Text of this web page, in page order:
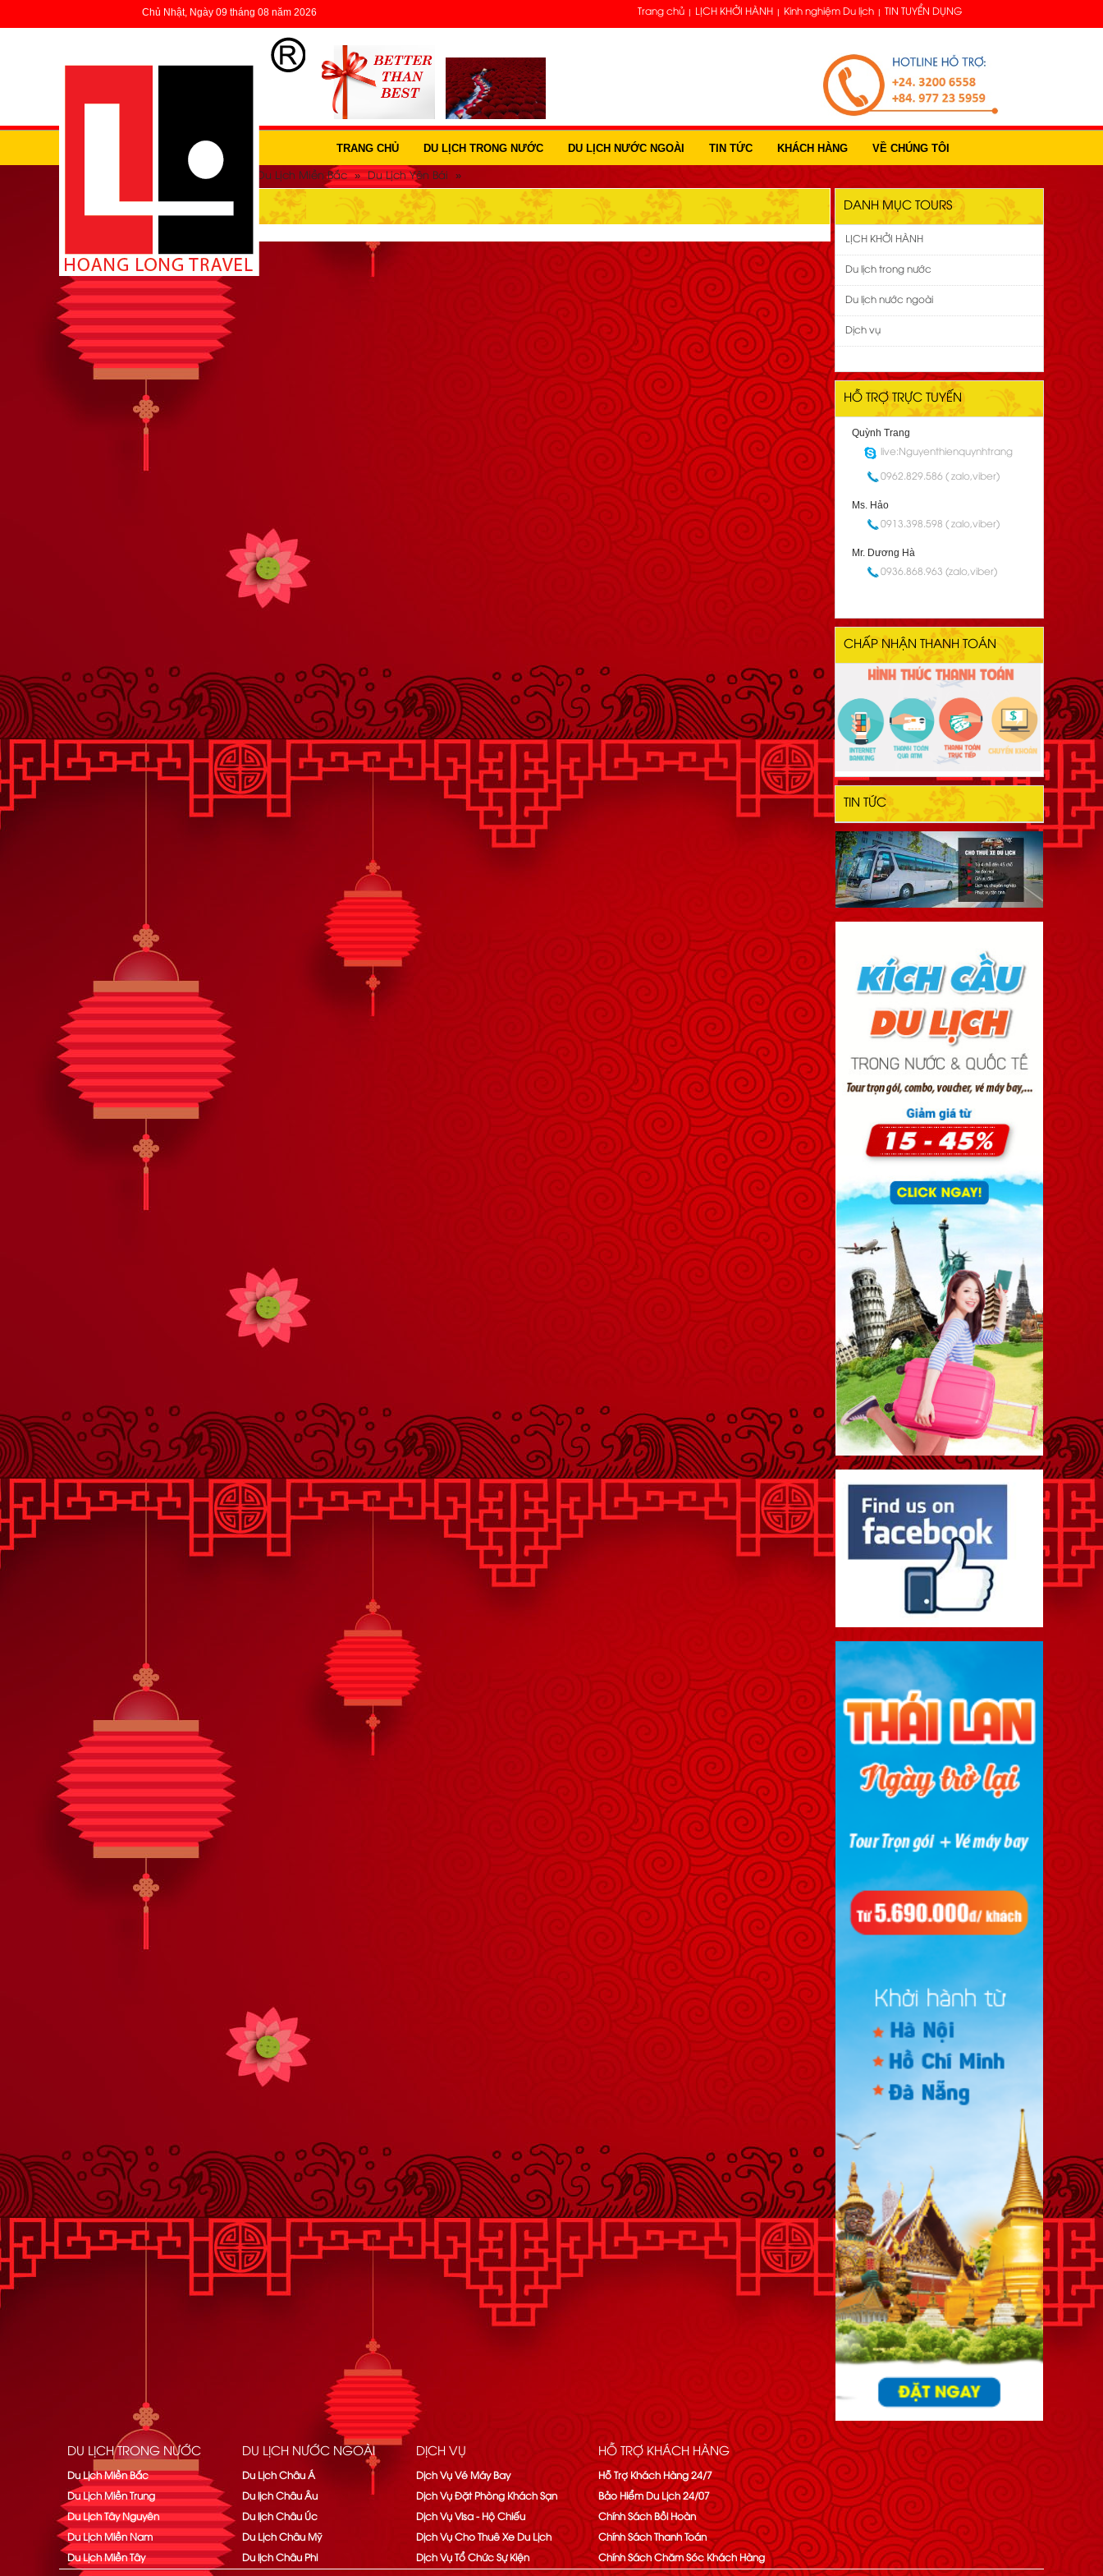
Chủ Nhật, Ngày 09 tháng 08 năm 2026 Trang chủ LỊCH KHỞI HÀNH Kinh nghiệm Du lịch TIN TUYỂN DỤNG
TRANG CHỦ DU LỊCH TRONG NƯỚC DU LỊCH NƯỚC NGOÀI TIN TỨC KHÁCH HÀNG VỀ CHÚNG TÔI
Du lịch trong nước Du Lịch Miền Bắc » Du Lịch Yên Bái »
DANH MỤC TOURS
LỊCH KHỞI HÀNH
Du lịch trong nước
Du lịch nước ngoài
Dịch vụ
HỖ TRỢ TRỰC TUYẾN
Quỳnh Trang
live:Nguyenthienquynhtrang
0962.829.586 ( zalo,viber)
Ms. Hảo
0913.398.598 ( zalo,viber)
Mr. Dương Hà
0936.868.963 (zalo,viber)
CHẤP NHẬN THANH TOÁN
TIN TỨC
DU LỊCH YÊN BÁI
DU LỊCH TRONG NƯỚC
Du Lịch Miền Bắc
Du Lịch Miền Trung
Du Lịch Tây Nguyên
Du Lịch Miền Nam
Du Lịch Miền Tây
DU LỊCH NƯỚC NGOÀI
Du Lịch Châu Á
Du lịch Châu Âu
Du lịch Châu Úc
Du Lịch Châu Mỹ
Du lịch Châu Phi
DỊCH VỤ
Dịch Vụ Vé Máy Bay
Dịch Vụ Đặt Phòng Khách Sạn
Dịch Vụ Visa - Hộ Chiếu
Dịch Vụ Cho Thuê Xe Du Lịch
Dịch Vụ Tổ Chức Sự Kiện
HỖ TRỢ KHÁCH HÀNG
Hỗ Trợ Khách Hàng 24/7
Bảo Hiểm Du Lịch 24/07
Chính Sách Bồi Hoàn
Chính Sách Thanh Toán
Chính Sách Chăm Sóc Khách Hàng